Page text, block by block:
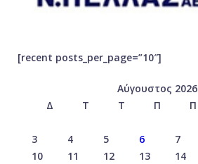
[recent posts_per_page=”10″]
Αύγουστος 2026
Δ
Τ Τ Π Π
3
4 5 6 7
10
11 12 13 14